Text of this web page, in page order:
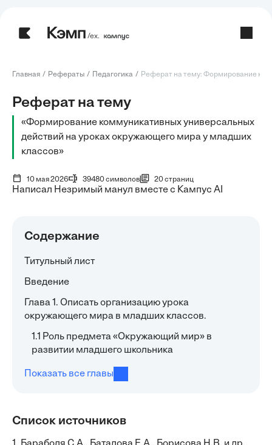
/ех.
Главная Рефераты Педагогика Реферат на тему: Формирование
Реферат на тему
«Формирование коммуникативных универсальных
действий на уроках окружающего мира у младших
классов»
10 мая 2026 39480 символов 20 страниц
Написал Незримый манул вместе с Кампус AI
Содержание
Титульный лист
Введение
Глава 1. Описать организацию урока
окружающего мира в младших классов.
1.1 Роль предмета «Окружающий мир» в
развитии младшего школьника
Показать все главы
Список источников